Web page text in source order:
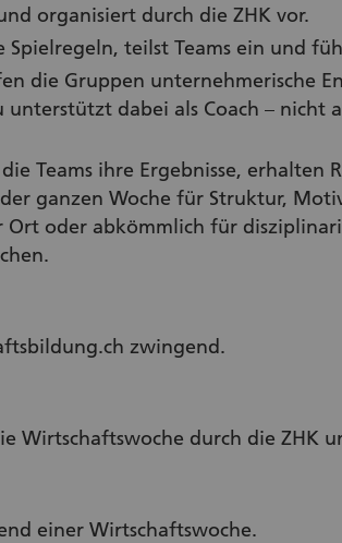
organisiert durch die ZHK vor.
Spielregeln, teilst Teams ein und
die Gruppen unternehmerische
unterstützt dabei als Coach – nicht
Teams ihre Ergebnisse,
ganzen Woche für Struktur,
oder abkömmlich für
zwingend.
Wirtschaftswoche durch die ZHK
einer Wirtschaftswoche.